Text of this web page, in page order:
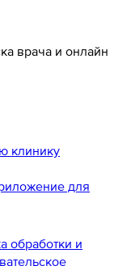
врача и онлайн
клинику
для
обработки и